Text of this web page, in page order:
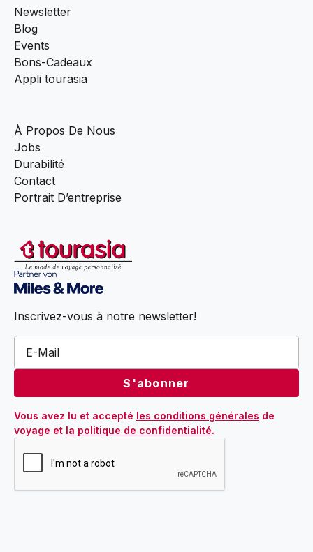
Newsletter
Blog
Events
Bons-Cadeaux
Appli tourasia
À Propos De Nous
Jobs
Durabilité
Contact
Portrait D’entreprise
Inscrivez-vous à notre newsletter!
Vous avez lu et accepté les conditions générales de
voyage et la politique de confidentialité.